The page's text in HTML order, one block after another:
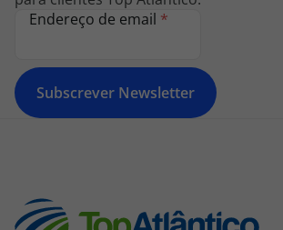
Endereço de email *
Subscrever Newsletter